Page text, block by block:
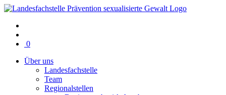
0Warenkorb
0
Artikel(n)
Über uns
Landesfachstelle
Team
Regionalstellen